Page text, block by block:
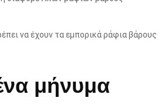
να έχουν τα εμπορικά ράφια βάρους
μήνυμα